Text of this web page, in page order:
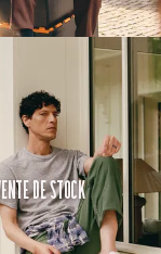
de Stock